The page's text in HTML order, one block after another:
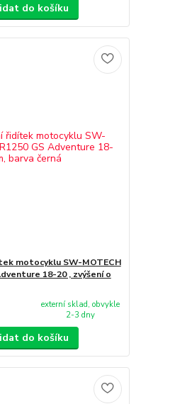
do košíku
motocyklu SW-MOTECH
18-20 , zvýšení o
externí sklad, obvykle
2-3 dny
do košíku